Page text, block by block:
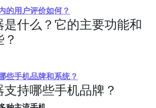
的用户评价如何？
什么？它的主要功能和
些手机品牌和系统？
持哪些手机品牌？